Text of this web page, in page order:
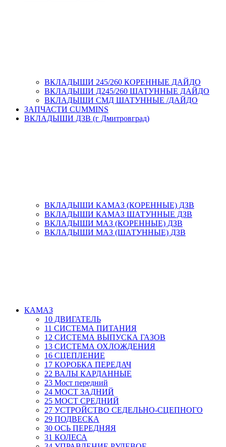
ВКЛАДЫШИ 245/260 КОРЕННЫЕ ДАЙДО
ВКЛАДЫШИ Д245/260 ШАТУННЫЕ ДАЙДО
ВКЛАДЫШИ СМД ШАТУННЫЕ /ДАЙДО
ЗАПЧАСТИ CUMMINS
ВКЛАДЫШИ ДЗВ (г Дмитровград)
ВКЛАДЫШИ КАМАЗ (КОРЕННЫЕ) ДЗВ
ВКЛАДЫШИ КАМАЗ ШАТУННЫЕ ДЗВ
ВКЛАДЫШИ МАЗ (КОРЕННЫЕ) ДЗВ
ВКЛАДЫШИ МАЗ (ШАТУННЫЕ) ДЗВ
КАМАЗ
10 ДВИГАТЕЛЬ
11 СИСТЕМА ПИТАНИЯ
12 СИСТЕМА ВЫПУСКА ГАЗОВ
13 СИСТЕМА ОХЛОЖДЕНИЯ
16 СЦЕПЛЕНИЕ
17 КОРОБКА ПЕРЕДАЧ
22 ВАЛЫ КАРДАННЫЕ
23 Мост передний
24 МОСТ ЗАДНИЙ
25 МОСТ СРЕДНИЙ
27 УСТРОЙСТВО СЕДЕЛЬНО-СЦЕПНОГО
29 ПОДВЕСКА
30 ОСЬ ПЕРЕДНЯЯ
31 КОЛЕСА